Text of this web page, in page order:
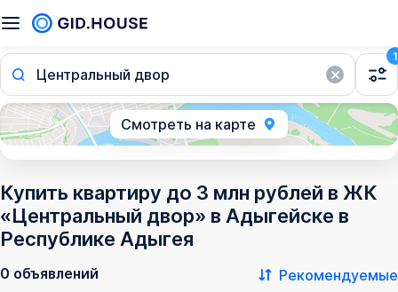
Центральный двор
1
Смотреть на карте
Купить квартиру до 3 млн рублей в ЖК
«Центральный двор» в Адыгейске в
Республике Адыгея
0 объявлений Рекомендуемые